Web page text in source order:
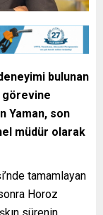
bulunan
görevine
Yaman, son
müdür olarak
tamamlayan
Horoz